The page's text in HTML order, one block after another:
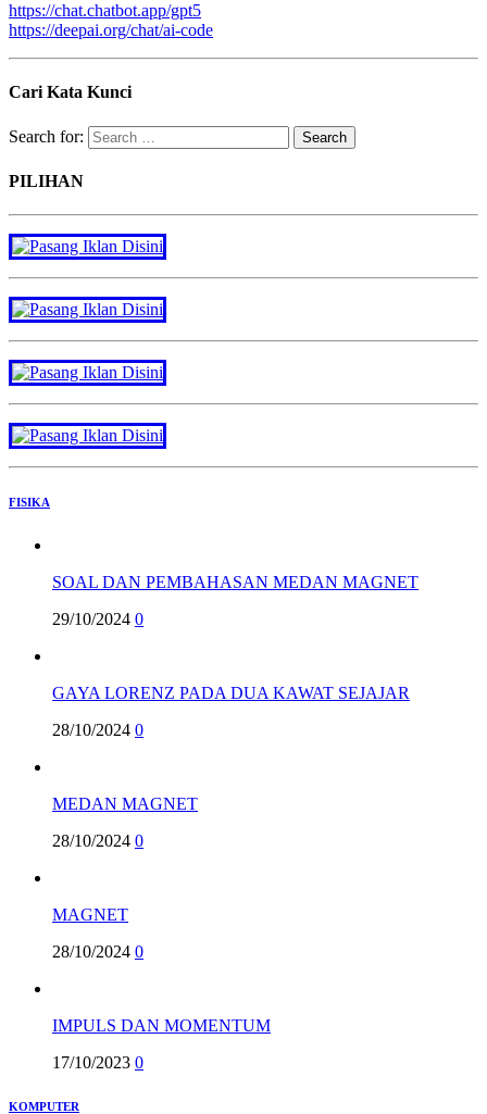
https://chat.chatbot.app/gpt5
https://deepai.org/chat/ai-code
Cari Kata Kunci
Search for:
PILIHAN
FISIKA
SOAL DAN PEMBAHASAN MEDAN MAGNET
29/10/2024 0
GAYA LORENZ PADA DUA KAWAT SEJAJAR
28/10/2024 0
MEDAN MAGNET
28/10/2024 0
MAGNET
28/10/2024 0
IMPULS DAN MOMENTUM
17/10/2023 0
KOMPUTER